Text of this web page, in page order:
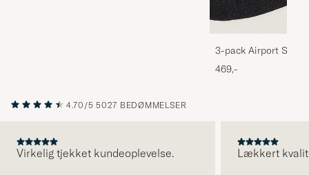
3-pack Airport
Melange
469,-
4.70/5 5027 BEDØMMELSER
Virkelig tjekket kundeoplevelse. Lækkert